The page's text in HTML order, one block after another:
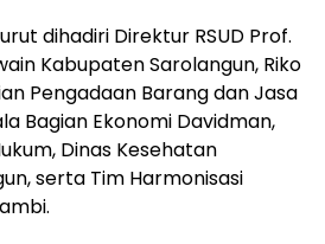
dihadiri Direktur RSUD Prof.
Kabupaten Sarolangun, Riko
Pengadaan Barang dan Jasa
Bagian Ekonomi Davidman,
Dinas Kesehatan
serta Tim Harmonisasi